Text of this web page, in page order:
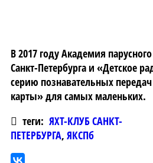
В 2017 году Академия
Санкт-Петербурга и «Детское
серию познавательных
карты» для самых маленьких.
теги: ЯХТ-КЛУБ САНКТ-
ПЕТЕРБУРГА, ЯКСПб